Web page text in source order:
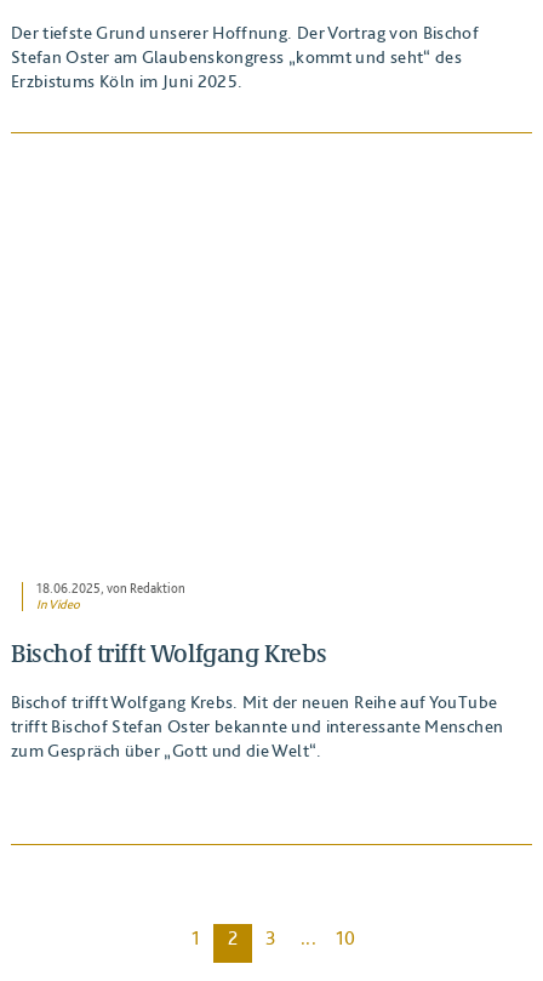
Der tiefste Grund unserer Hoffnung. Der Vortrag von Bischof
Stefan Oster am Glaubenskongress „kommt und seht“ des
Erzbistums Köln im Juni 2025.
18.06.2025, von Redaktion
In Video
Bischof trifft Wolfgang Krebs
Bischof trifft Wolfgang Krebs. Mit der neuen Reihe auf YouTube
trifft Bischof Stefan Oster bekannte und interessante Menschen
zum Gespräch über „Gott und die Welt“.
1 2 3 ... 10